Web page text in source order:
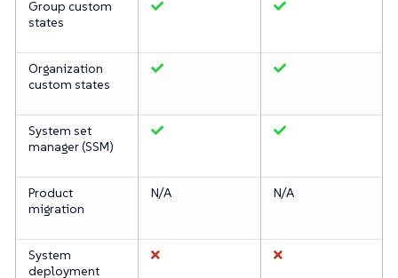
Group custom
states
Organization
custom states
System set
manager (SSM)
Product
migration
N/A N/A
System
deployment